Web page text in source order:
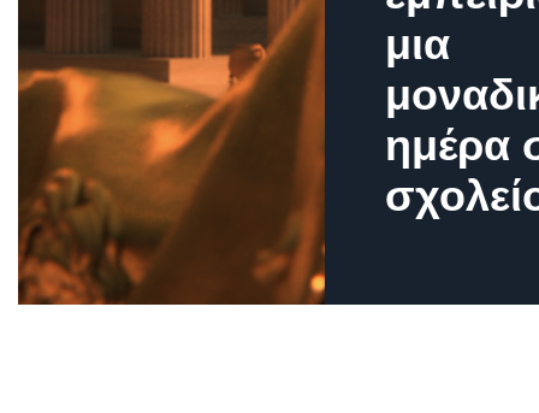
μια
ημέρα